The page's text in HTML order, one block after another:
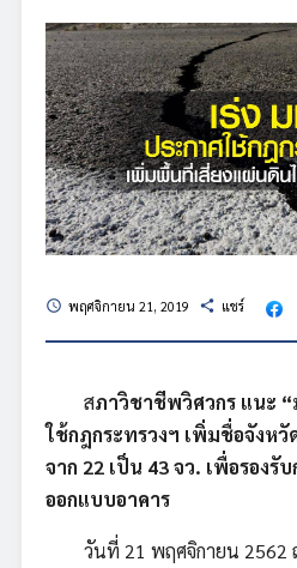
schedule พฤศจิกายน 21, 2019 share แชร์
สภาวิชาชีพวิศวกร แนะ “
ใช้กฎกระทรวงฯ เพิ่มชื่อจังหวั
จาก 22 เป็น 43 จว. เพื่อรองรั
ออกแบบอาคาร
วันที่ 21 พฤศจิกายน 2562